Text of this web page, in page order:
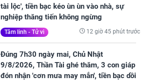
tài lộc', tiền bạc kéo ùn ùn vào nhà, sự
nghiệp thăng tiến không ngừng
Tâm linh - Tử vi 12 giờ 45 phút trước
Đúng 7h30 ngày mai, Chủ Nhật
9/8/2026, Thần Tài ghé thăm, 3 con giáp
đón nhận 'cơn mưa may mắn', tiền bạc dồi